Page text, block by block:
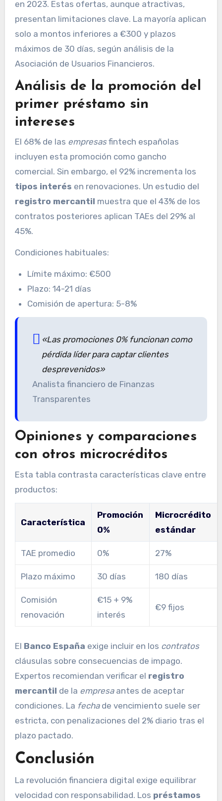
en 2023. Estas ofertas, aunque atractivas,
presentan limitaciones clave. La mayoría aplican
solo a montos inferiores a €300 y plazos
máximos de 30 días, según análisis de la
Asociación de Usuarios Financieros.
Análisis de la promoción del
primer préstamo sin
intereses
El 68% de las empresasfintech españolas
incluyen esta promoción como gancho
comercial. Sin embargo, el 92% incrementa los
tipos interés en renovaciones. Un estudio del
registro mercantil muestra que el 43% de los
contratos posteriores aplican TAEs del 29% al
45%.
Condiciones habituales:
Límite máximo: €500
Plazo: 14-21 días
Comisión de apertura: 5-8%
«Las promociones 0% funcionan como
pérdida líder para captar clientes
desprevenidos»
Analista financiero de Finanzas
Transparentes
Opiniones y comparaciones
con otros microcréditos
Esta tabla contrasta características clave entre
productos:
Característica
Promoción
0%
Microcrédito
estándar
TAE promedio 0% 27%
Plazo máximo 30 días 180 días
Comisión
renovación
€15 + 9%
interés
€9 fijos
El Banco España exige incluir en los contratos
cláusulas sobre consecuencias de impago.
Expertos recomiendan verificar el registro
mercantil de la empresaantes de aceptar
condiciones. La fechade vencimiento suele ser
estricta, con penalizaciones del 2% diario tras el
plazo pactado.
Conclusión
La revolución financiera digital exige equilibrar
velocidad con responsabilidad. Los préstamos